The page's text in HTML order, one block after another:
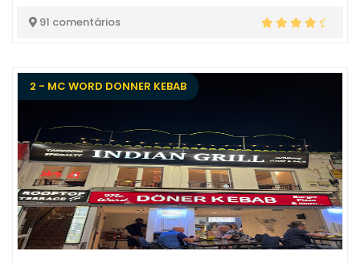
91 comentários
2 - MC WORD DONNER KEBAB